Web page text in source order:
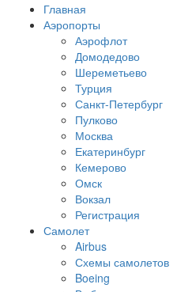
Главная
Аэропорты
Аэрофлот
Домодедово
Шереметьево
Турция
Санкт-Петербург
Пулково
Москва
Екатеринбург
Кемерово
Омск
Вокзал
Регистрация
Самолет
Airbus
Схемы самолетов
Boeing